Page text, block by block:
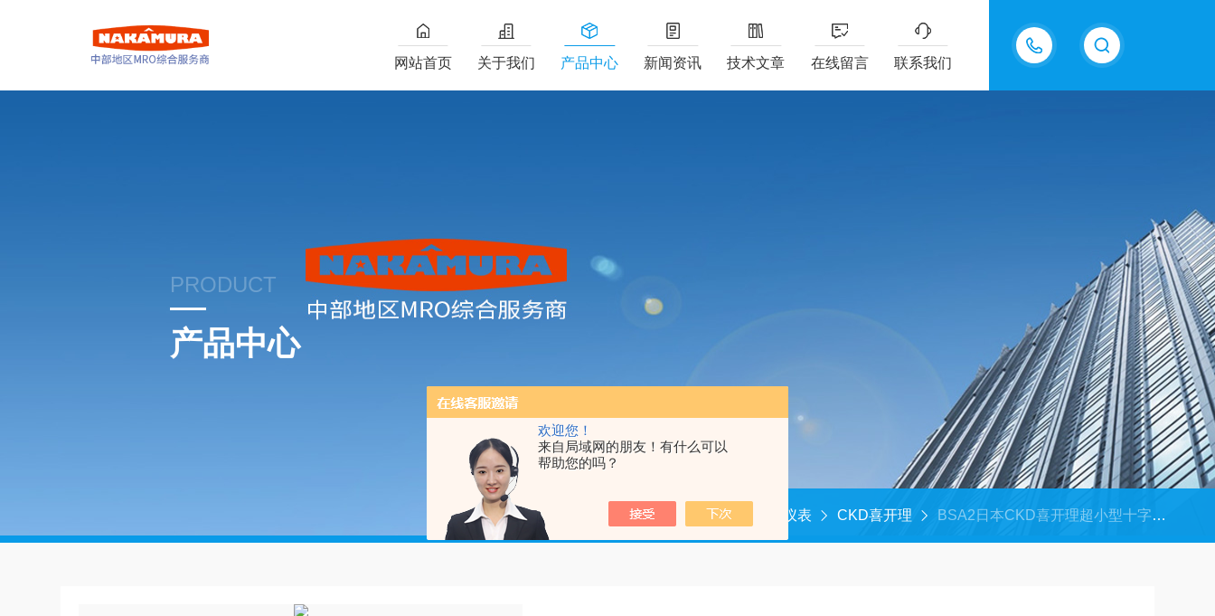
欢迎您！
来自局域网的朋友！有什么可以
帮助您的吗？
13687337808
网站首页 关于我们 产品中心 新闻资讯 技术文章 在线留言 联系我们
PRODUCT
产品中心
首页 产品中心 仪器仪表 CKD喜开理 BSA2日本CKD喜开理超小型十字滚柱平行卡爪